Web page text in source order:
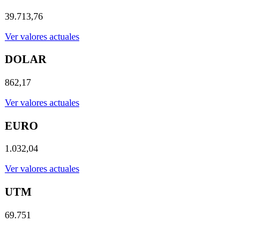
39.713,76
Ver valores actuales
DOLAR
862,17
Ver valores actuales
EURO
1.032,04
Ver valores actuales
UTM
69.751